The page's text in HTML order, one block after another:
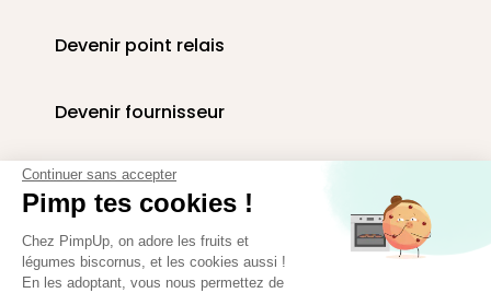
Continuer sans accepter
Pimp tes cookies !
Chez PimpUp, on adore les fruits et
légumes biscornus, et les cookies aussi !
En les adoptant, vous nous permettez de
Devenir point relais
Devenir fournisseur
Livraison paniers en entreprise
Corbeilles de fruits au bureau